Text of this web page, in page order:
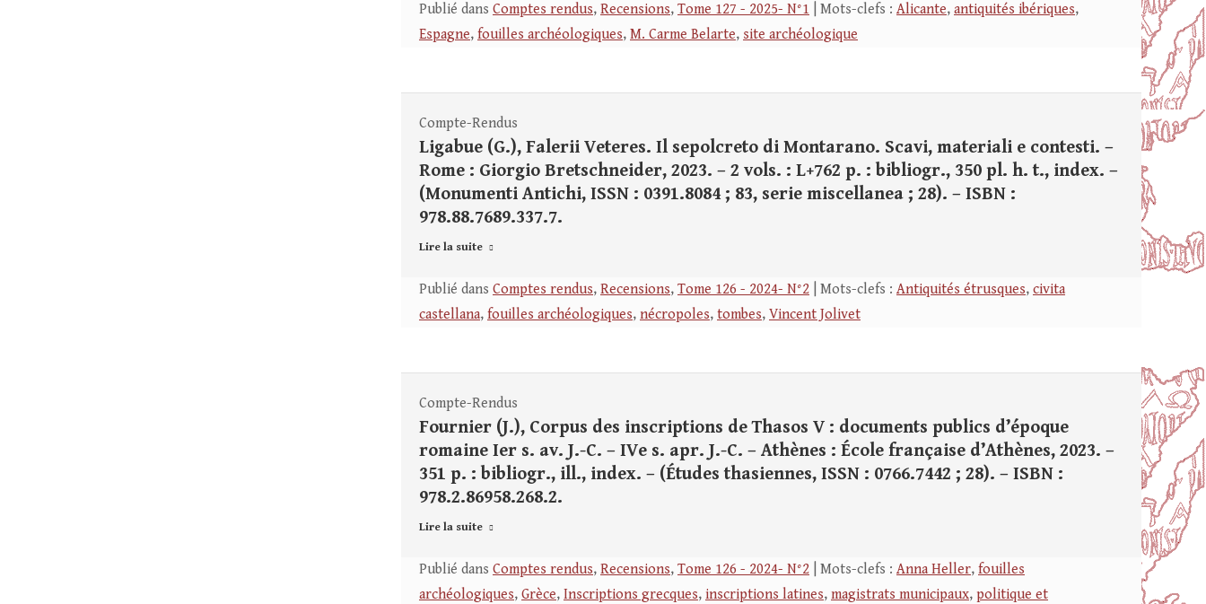
Publié dans Comptes rendus, Recensions, Tome 127 - 2025- N°1 | Mots-clefs : Alicante, antiquités ibériques,
Espagne, fouilles archéologiques, M. Carme Belarte, site archéologique
Compte-Rendus
Ligabue (G.), Falerii Veteres. Il sepolcreto di Montarano. Scavi, materiali e contesti. –
Rome : Giorgio Bretschneider, 2023. – 2 vols. : L+762 p. : bibliogr., 350 pl. h. t., index. –
(Monumenti Antichi, ISSN : 0391.8084 ; 83, serie miscellanea ; 28). – ISBN :
978.88.7689.337.7.
Lire la suite
Publié dans Comptes rendus, Recensions, Tome 126 - 2024- N°2 | Mots-clefs : Antiquités étrusques, civita
castellana, fouilles archéologiques, nécropoles, tombes, Vincent Jolivet
Compte-Rendus
Fournier (J.), Corpus des inscriptions de Thasos V : documents publics d’époque
romaine Ier s. av. J.-C. – IVe s. apr. J.-C. – Athènes : École française d’Athènes, 2023. –
351 p. : bibliogr., ill., index. – (Études thasiennes, ISSN : 0766.7442 ; 28). – ISBN :
978.2.86958.268.2.
Lire la suite
Publié dans Comptes rendus, Recensions, Tome 126 - 2024- N°2 | Mots-clefs : Anna Heller, fouilles
archéologiques, Grèce, Inscriptions grecques, inscriptions latines, magistrats municipaux, politique et